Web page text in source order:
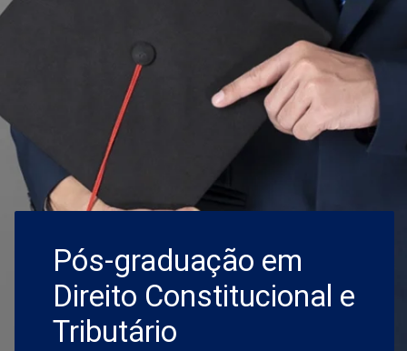
Pós-graduação em
Direito Constitucional e
Tributário